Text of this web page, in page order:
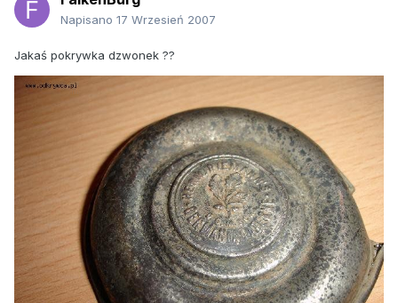
Napisano 17 Wrzesień 2007
Jakaś pokrywka dzwonek ??